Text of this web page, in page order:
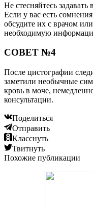
Не стесняйтесь
Если у вас есть
обсудите их с врачом
необходимую
СОВЕТ №4
После цистографии
заметили необычные
кровь в моче,
консультации.
Поделиться
Отправить
Класснуть
Твитнуть
Похожие публикации